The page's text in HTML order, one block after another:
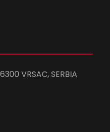
VRSAC, SERBIA